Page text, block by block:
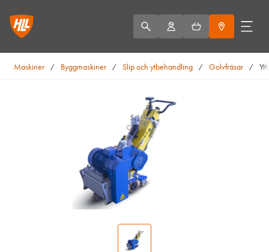
Maskiner / Byggmaskiner / Slip och ytbehandling / Golvfräsar /